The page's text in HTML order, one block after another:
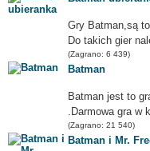
Gry Batman,są
Do takich gier
(Zagrano: 6 439)
Batman
Batman jest to
.Darmowa gra w
(Zagrano: 21 540)
Batman i Mr.